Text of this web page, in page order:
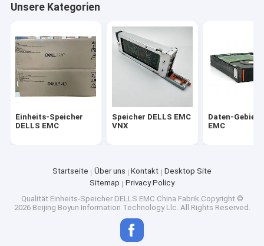
Unsere Kategorien
Einheits-Speicher
DELLS EMC
Speicher DELLS EMC
VNX
Daten-Gebiet
EMC
Startseite Über uns Kontakt
Desktop Site
Sitemap
Privacy Policy
Qualität Einheits-Speicher DELLS EMC China Fabrik.Copyright ©
2026 Beijing Boyun Information Technology Llc. All Rights Reserved.